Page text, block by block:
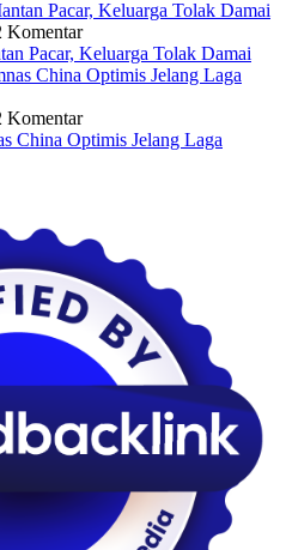
Komentar
Pacar, Keluarga Tolak Damai
Komentar
China Optimis Jelang Laga